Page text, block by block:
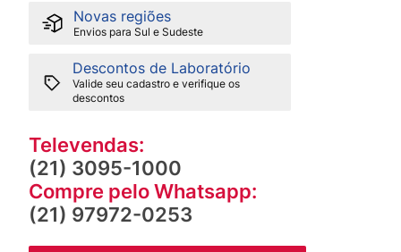
Novas regiões
Envios para Sul e Sudeste
Descontos de Laboratório
Valide seu cadastro e verifique os
descontos
Televendas:
(21) 3095-1000
Compre pelo Whatsapp:
(21) 97972-0253